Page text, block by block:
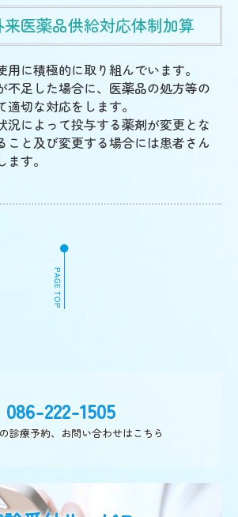
医薬品供給対応体制加算
用に積極的に取り組んでいます。
不足した場合に、医薬品の処方等の
切な対応をします。
況によって投与する薬剤が変更とな
こと及び変更する場合には患者さん
す。
086-222-1505
診療予約、お問い合わせはこちら